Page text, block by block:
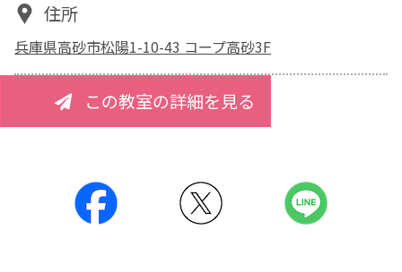
住所
兵庫県高砂市松陽1-10-43 コープ高砂3F
この教室の詳細を見る